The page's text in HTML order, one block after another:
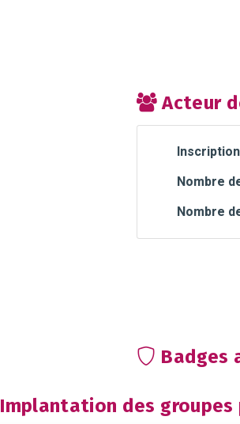
Acteur
Nombre
Nombre
Badges
Implantation des